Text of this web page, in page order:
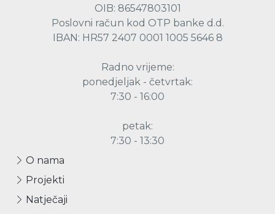
OIB: 86547803101
Poslovni račun kod OTP banke d.d.
IBAN: HR57 2407 0001 1005 5646 8
Radno vrijeme:
ponedjeljak - četvrtak:
7:30 - 16:00
petak:
7:30 - 13:30
O nama
Projekti
Natječaji